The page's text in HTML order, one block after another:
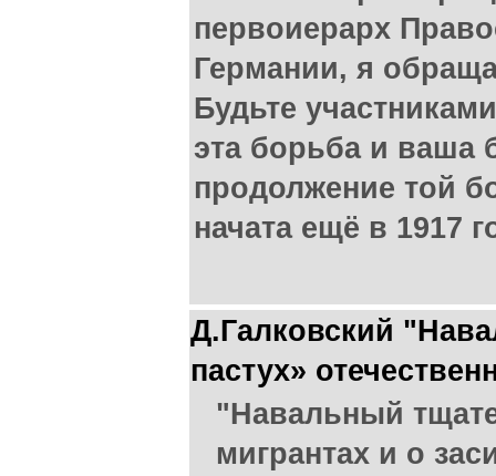
первоиерарх
Германии, я
Будьте
эта борьба и ваша
продолжение той
начата ещё в 1917
Д.Галковский
пастух»
"Навальный
мигрантах и о